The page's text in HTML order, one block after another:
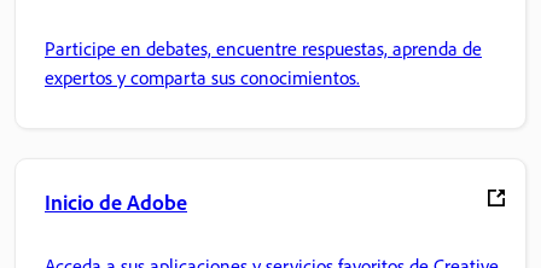
Participe en debates, encuentre respuestas, aprenda de
expertos y comparta sus conocimientos.
Inicio de Adobe